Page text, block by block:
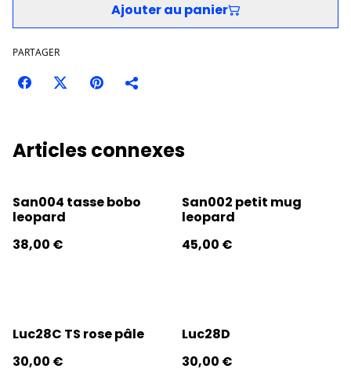
Ajouter au panier
PARTAGER
Articles connexes
San004 tasse bobo
leopard
38,00 €
San002 petit mug
leopard
45,00 €
Luc28C TS rose pâle
30,00 €
Luc28D
30,00 €